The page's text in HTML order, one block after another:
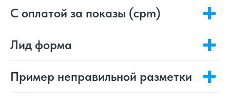
С оплатой за показы (cpm)
Лид форма
Пример неправильной разметки